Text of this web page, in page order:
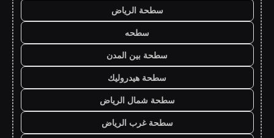
سطحة الرياض
سطحه
سطحة بين المدن
سطحة هيدروليك
سطحة شمال الرياض
سطحة غرب الرياض